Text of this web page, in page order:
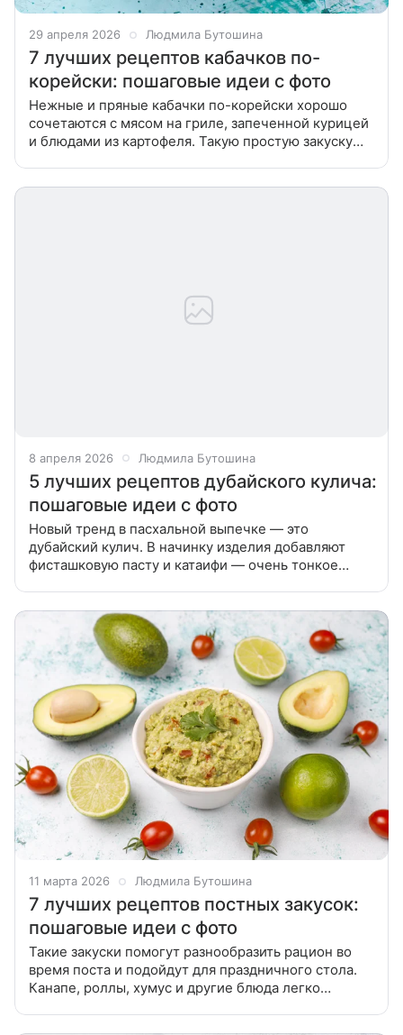
29 апреля 2026 Людмила Бутошина
7 лучших рецептов кабачков по-
корейски: пошаговые идеи с фото
Нежные и пряные кабачки по-корейски хорошо
сочетаются с мясом на гриле, запеченной курицей
и блюдами из картофеля. Такую простую закуску
8 апреля 2026 Людмила Бутошина
5 лучших рецептов дубайского кулича:
пошаговые идеи с фото
Новый тренд в пасхальной выпечке — это
дубайский кулич. В начинку изделия добавляют
фисташковую пасту и катаифи — очень тонкое
11 марта 2026 Людмила Бутошина
7 лучших рецептов постных закусок:
пошаговые идеи с фото
Такие закуски помогут разнообразить рацион во
время поста и подойдут для праздничного стола.
Канапе, роллы, хумус и другие блюда легко